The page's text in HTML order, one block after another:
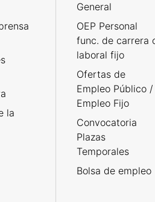
la
General
OEP Personal
func. de carrera
laboral fijo
Ofertas de
Empleo Público /
Empleo Fijo
Convocatoria
Plazas
Temporales
Bolsa de empleo